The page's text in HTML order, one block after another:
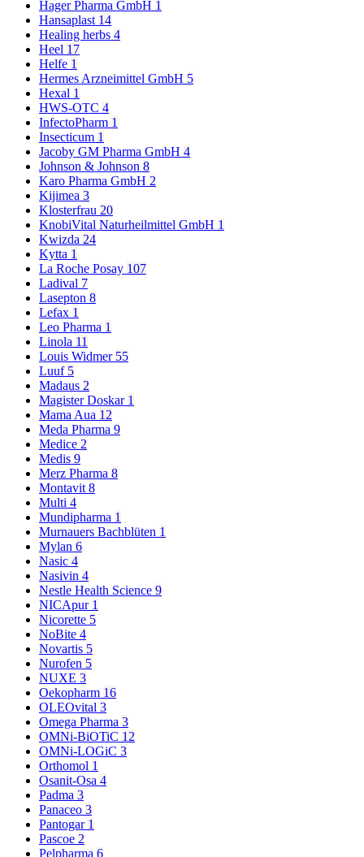
Hager Pharma GmbH 1
Hansaplast 14
Healing herbs 4
Heel 17
Helfe 1
Hermes Arzneimittel GmbH 5
Hexal 1
HWS-OTC 4
InfectoPharm 1
Insecticum 1
Jacoby GM Pharma GmbH 4
Johnson & Johnson 8
Karo Pharma GmbH 2
Kijimea 3
Klosterfrau 20
KnobiVital Naturheilmittel GmbH 1
Kwizda 24
Kytta 1
La Roche Posay 107
Ladival 7
Lasepton 8
Lefax 1
Leo Pharma 1
Linola 11
Louis Widmer 55
Luuf 5
Madaus 2
Magister Doskar 1
Mama Aua 12
Meda Pharma 9
Medice 2
Medis 9
Merz Pharma 8
Montavit 8
Multi 4
Mundipharma 1
Murnauers Bachblüten 1
Mylan 6
Nasic 4
Nasivin 4
Nestle Health Science 9
NICApur 1
Nicorette 5
NoBite 4
Novartis 5
Nurofen 5
NUXE 3
Oekopharm 16
OLEOvital 3
Omega Pharma 3
OMNi-BiOTiC 12
OMNi-LOGiC 3
Orthomol 1
Osanit-Osa 4
Padma 3
Panaceo 3
Pantogar 1
Pascoe 2
Pelpharma 6